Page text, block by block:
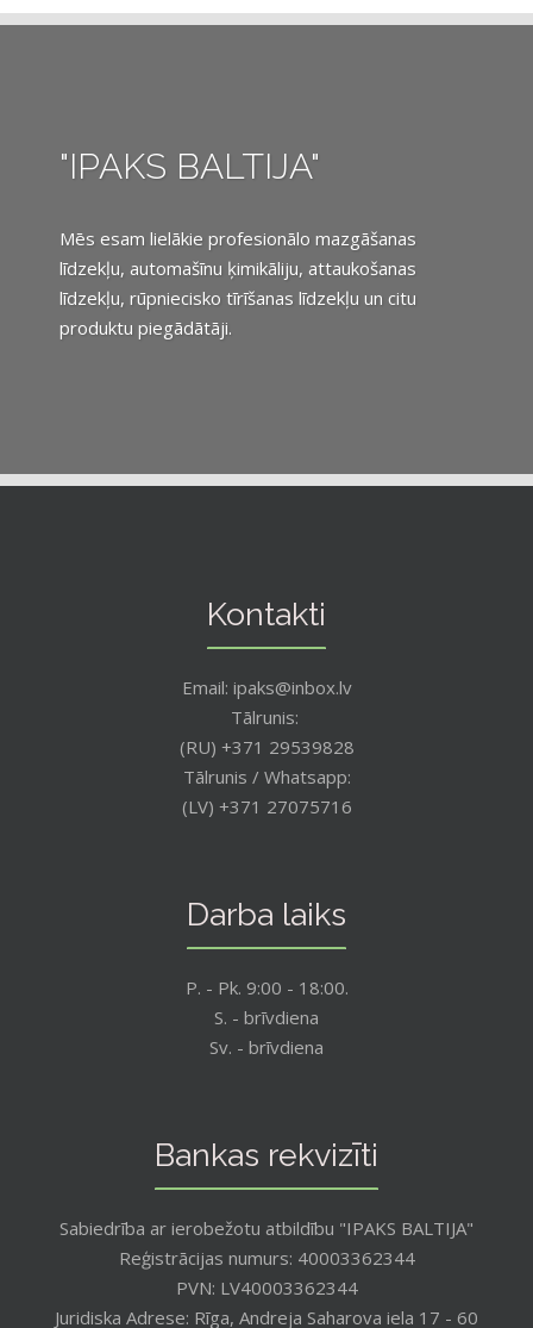
"IPAKS BALTIJA"
Mēs esam lielākie profesionālo mazgāšanas
līdzekļu, automašīnu ķimikāliju, attaukošanas
līdzekļu, rūpniecisko tīrīšanas līdzekļu un citu
produktu piegādātāji.
Kontakti
Email: ipaks@inbox.lv
Tālrunis:
(RU) +371 29539828
Tālrunis / Whatsapp:
(LV) +371 27075716
Darba laiks
P. - Pk. 9:00 - 18:00.
S. - brīvdiena
Sv. - brīvdiena
Bankas rekvizīti
Sabiedrība ar ierobežotu atbildību "IPAKS BALTIJA"
Reģistrācijas numurs: 40003362344
PVN: LV40003362344
Juridiska Adrese: Rīga, Andreja Saharova iela 17 - 60